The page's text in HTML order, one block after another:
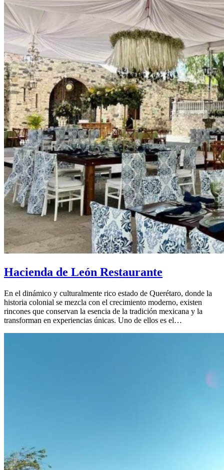
Hacienda de León Restaurante
En el dinámico y culturalmente rico estado de Querétaro, donde la
historia colonial se mezcla con el crecimiento moderno, existen
rincones que conservan la esencia de la tradición mexicana y la
transforman en experiencias únicas. Uno de ellos es el…